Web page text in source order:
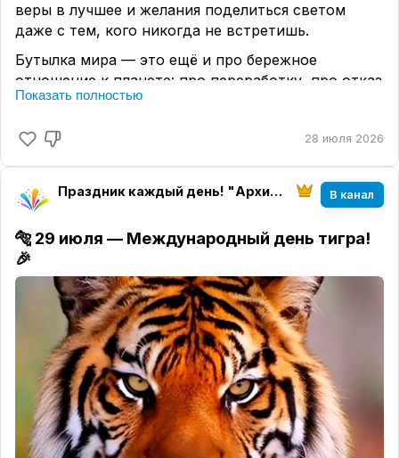
веры в лучшее и желания поделиться светом
даже с тем, кого никогда не встретишь.
Бутылка мира — это ещё и про бережное
отношение к планете: про переработку, про отказ
от лишнего пластика, про маленькие шаги, из
♻
А можно сделать свою «бутылку мира» без воды
и волн: написать письмо себе в будущее,
пожелание другу или просто добрые слова,
которые хочется сохранить.💌
👇 Поделись в комментариях: если бы ты
отправил послание в бутылке, что бы там было
написано? Одно предложение, одно желание,
одно слово — пусть это будет твой маленький
вклад в мир. 🤗
#БутылкаМира #ДобрыеПожелания
#ЗаботаОПланете #НадеждаНаБудущее
#МирНачинаетсяСТебя
Показать полностью
28 июля 2026
Праздник каждый день! "Архитектура настроения" магазин "Твоего праздника" В канал
🐅 29 июля — Международный день тигра!
🎉